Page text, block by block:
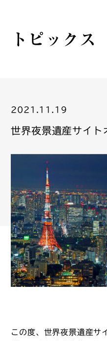
トピックス
2021.11.19
世界夜景遺産サイト
この度、世界夜景遺産サ